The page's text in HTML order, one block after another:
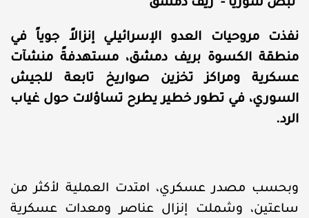
نبض سوريا - ريف دمشق
نفذت مروحيات العدو الإسرائيلي إنزالاً جوياً في
منطقة الكسوة بريف دمشق، مستهدفةً منشآت
عسكرية ومراكز تخزين صواريخ تابعة للجيش
السوري، في تطور خطير يطرح تساؤلات حول غياب
الرد.
وبحسب مصدر عسكري، امتدت العملية لأكثر من
ساعتين، وشملت إنزال عناصر ومعدات عسكرية